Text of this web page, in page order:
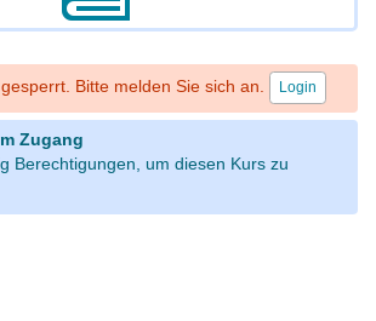
Bitte melden Sie sich an. Login
Zugang
Berechtigungen, um diesen Kurs zu